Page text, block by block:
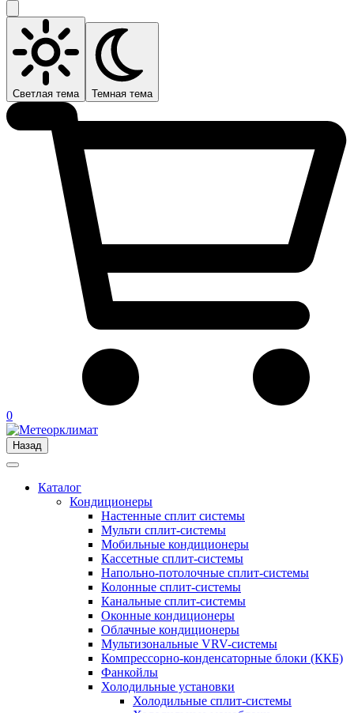
Светлая тема Темная тема
0
Назад
Каталог
Кондиционеры
Настенные сплит системы
Мульти сплит-системы
Мобильные кондиционеры
Кассетные сплит-системы
Напольно-потолочные сплит-системы
Колонные сплит-системы
Канальные сплит-системы
Оконные кондиционеры
Облачные кондиционеры
Мультизональные VRV-системы
Компрессорно-конденсаторные блоки (ККБ)
Фанкойлы
Холодильные установки
Холодильные сплит-системы